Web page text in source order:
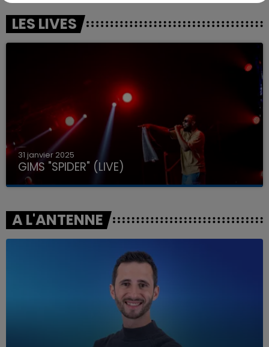
LES LIVES
31 janvier 2025
GIMS "SPIDER" (LIVE)
A L'ANTENNE